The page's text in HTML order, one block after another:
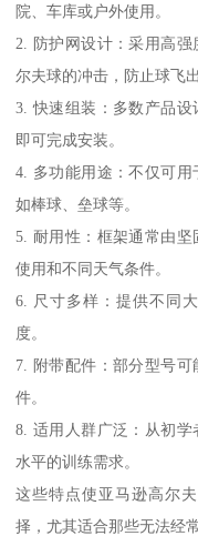
院、车库或户外使用。
2. 防护网设计：采用高
尔夫球的冲击，防止球飞
3. 快速组装：多数产品
即可完成安装。
4. 多功能用途：不仅可用
如棒球、垒球等。
5. 耐用性：框架通常由
使用和不同天气条件。
6. 尺寸多样：提供不同
度。
7. 附带配件：部分型号
件。
8. 适用人群广泛：从初
水平的训练需求。
这些特点使亚马逊高尔
择，尤其适合那些无法经